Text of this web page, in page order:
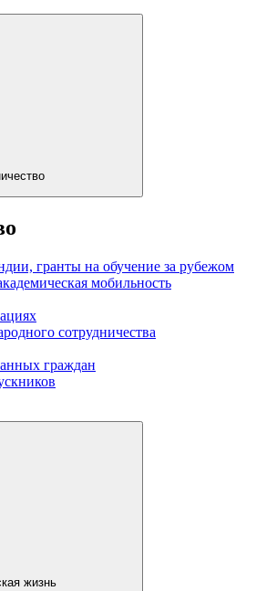
гранты на обучение за рубежом
мобильность
сотрудничества
граждан
жизнь